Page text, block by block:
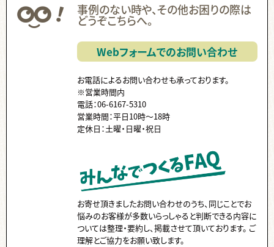
片袖折り ,
小口折り ,箔押し ,見返し ,Z折り ,蛇腹折り ,
スリップ ,
領収書 ,納品書 ,Paid ,後払い ,
停止中 ,伝票 ,送り主 ,クーポン ,ISBN ,JAN ,
ダウンロード ,国会図書館 ,ケース入り ,個別包装 ,
事例のない時や、その他お困りの際は
どうぞこちらへ。
Webフォームでのお問い合わせ
お電話によるお問い合わせも承っております。
※営業時間内
電話：06-6167-5310
営業時間：平日10時～18時
定休日：土曜・日曜・祝日
お寄せ頂きましたお問い合わせのうち、同じことでお
悩みのお客様が多数いらっしゃると判断できる内容に
ついては整理・要約し、掲載させて頂いております。 ご
理解とご協力をお願い致します。